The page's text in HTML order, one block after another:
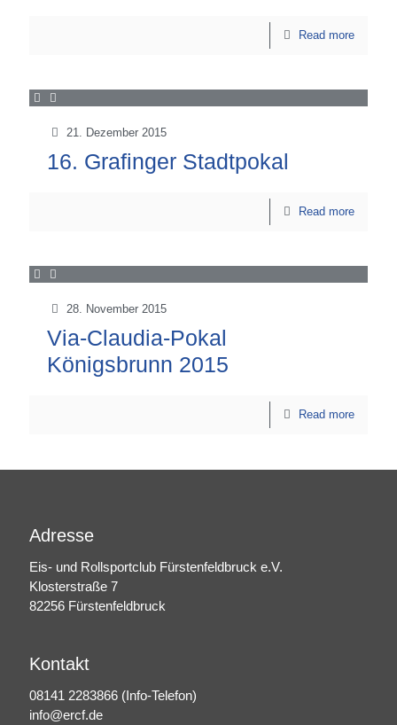
Read more
21. Dezember 2015
16. Grafinger Stadtpokal
Read more
28. November 2015
Via-Claudia-Pokal
Königsbrunn 2015
Read more
Adresse
Eis- und Rollsportclub Fürstenfeldbruck e.V.
Klosterstraße 7
82256 Fürstenfeldbruck
Kontakt
08141 2283866 (Info-Telefon)
info@ercf.de